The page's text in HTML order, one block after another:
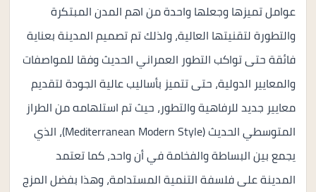
عوامل تميزها وجعلها واحدة من اهم المدن المبتكرة
والتطورة لتقنيتها العالية، ولذلك تم تصميم المدينة بعناية
فائقة حتى تواكب التطور العمراني الحديث وفقا للمواصفات
والمعايير الدولية، حتى تتميز بأساليب عالية الجودة لتقديم
معايير جديد للرفاهية والتطور، حيث تم استلهامه من الطراز
المتوسطي الحديث (Mediterranean Modern Style)، الذي
يجمع بين البساطة والفخامة في أن واحد، كما تعتمد
المدينة على فلسفة التنمية المستدامة، وهذا بفضل المزج